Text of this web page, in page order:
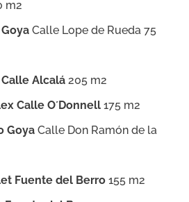
m2
Calle Lope de Rueda 75
Alcalá 205 m2
Calle O´Donnell 175 m2
Goya Calle Don Ramón de la
Fuente del Berro 155 m2